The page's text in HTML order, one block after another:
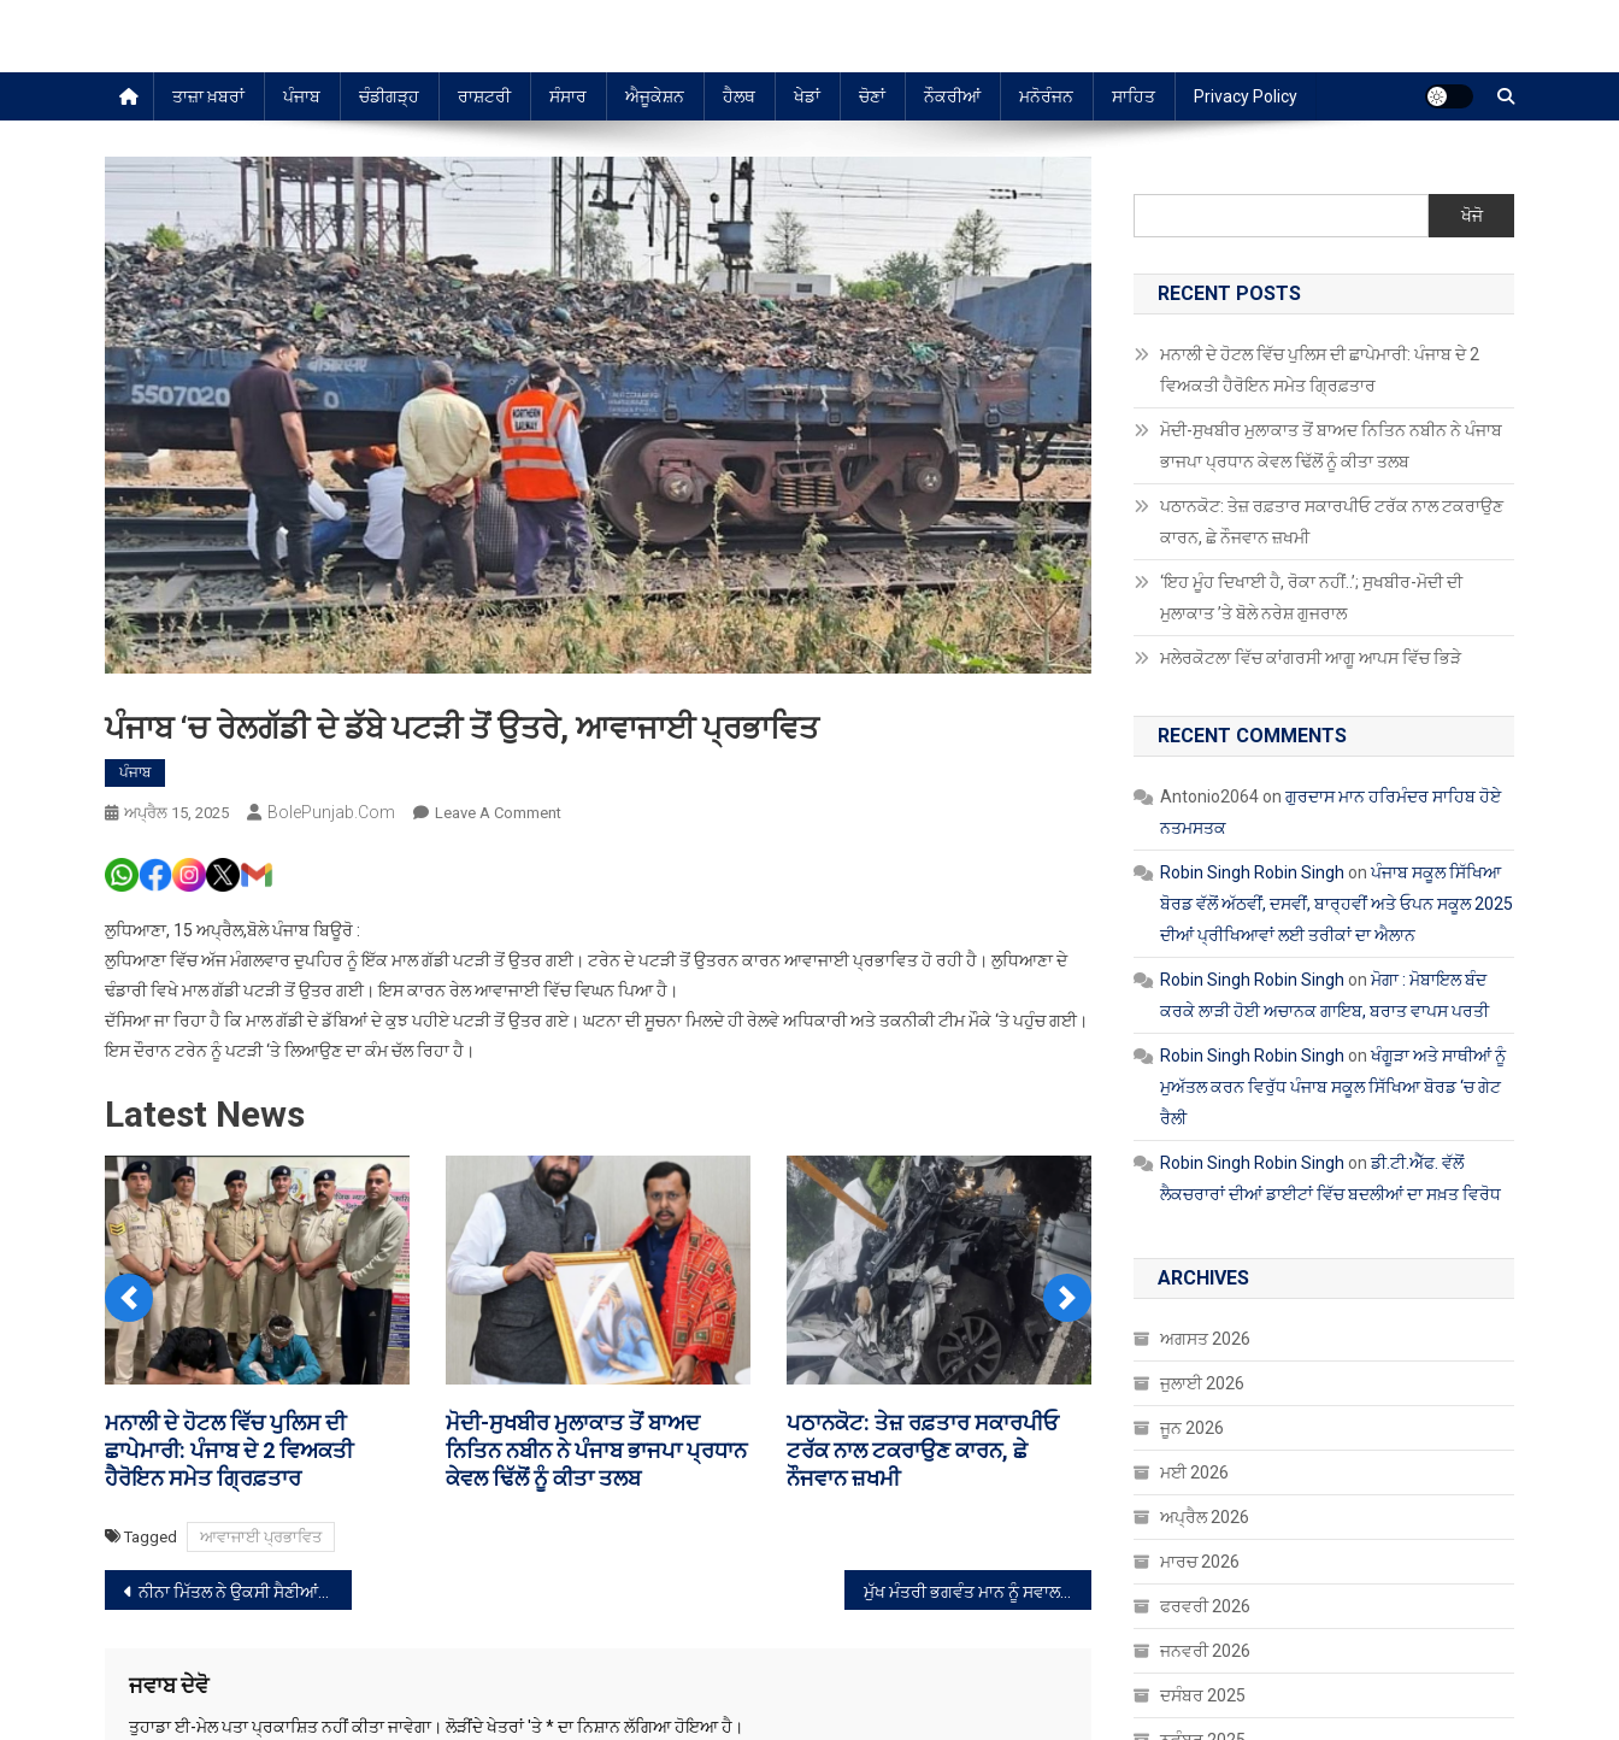
ਤਾਜ਼ਾ ਖ਼ਬਰਾਂ ਪੰਜਾਬ ਚੰਡੀਗੜ੍ਹ ਰਾਸ਼ਟਰੀ ਸੰਸਾਰ ਐਜੂਕੇਸ਼ਨ ਹੈਲਥ ਖੇਡਾਂ ਚੋਣਾਂ ਨੌਕਰੀਆਂ ਮਨੋਰੰਜਨ ਸਾਹਿਤ Privacy Policy
ਪੰਜਾਬ ‘ਚ ਰੇਲਗੱਡੀ ਦੇ ਡੱਬੇ ਪਟੜੀ ਤੋਂ ਉਤਰੇ, ਆਵਾਜਾਈ ਪ੍ਰਭਾਵਿਤ
ਪੰਜਾਬ
ਅਪ੍ਰੈਲ 15, 2025 BolePunjab.com Leave A CommentOn
ਡੱਬੇ
ਪਟੜੀ
ਉਤਰੇ,
ਲੁਧਿਆਣਾ, 15 ਅਪ੍ਰੈਲ,ਬੋਲੇ ਪੰਜਾਬ ਬਿਊਰੋ :
ਲੁਧਿਆਣਾ ਵਿੱਚ ਅੱਜ ਮੰਗਲਵਾਰ ਦੁਪਹਿਰ ਨੂੰ ਇੱਕ ਮਾਲ ਗੱਡੀ ਪਟੜੀ ਤੋਂ ਉਤਰ ਗਈ। ਟਰੇਨ ਦੇ ਪਟੜੀ ਤੋਂ ਉਤਰਨ ਕਾਰਨ ਆਵਾਜਾਈ ਪ੍ਰਭਾਵਿਤ ਹੋ ਰਹੀ ਹੈ। ਲੁਧਿਆਣਾ ਦੇ
ਢੰਡਾਰੀ ਵਿਖੇ ਮਾਲ ਗੱਡੀ ਪਟੜੀ ਤੋਂ ਉਤਰ ਗਈ। ਇਸ ਕਾਰਨ ਰੇਲ ਆਵਾਜਾਈ ਵਿੱਚ ਵਿਘਨ ਪਿਆ ਹੈ।
ਦੱਸਿਆ ਜਾ ਰਿਹਾ ਹੈ ਕਿ ਮਾਲ ਗੱਡੀ ਦੇ ਡੱਬਿਆਂ ਦੇ ਕੁਝ ਪਹੀਏ ਪਟੜੀ ਤੋਂ ਉਤਰ ਗਏ। ਘਟਨਾ ਦੀ ਸੂਚਨਾ ਮਿਲਦੇ ਹੀ ਰੇਲਵੇ ਅਧਿਕਾਰੀ ਅਤੇ ਤਕਨੀਕੀ ਟੀਮ ਮੌਕੇ ‘ਤੇ ਪਹੁੰਚ ਗਈ।
ਇਸ ਦੌਰਾਨ ਟਰੇਨ ਨੂੰ ਪਟੜੀ ‘ਤੇ ਲਿਆਉਣ ਦਾ ਕੰਮ ਚੱਲ ਰਿਹਾ ਹੈ।
Latest News
‘ਇਹ ਮੂੰਹ ਦਿਖਾਈ ਹੈ, ਰੋਕਾ ਨਹੀਂ..’;
ਸੁਖਬੀਰ-ਮੋਦੀ ਦੀ ਮੁਲਾਕਾਤ ’ਤੇ ਬੋਲੇ
ਨਰੇਸ਼ ਗੁਜਰਾਲ
ਮਲੇਰਕੋਟਲਾ ਵਿੱਚ ਕਾਂਗਰਸੀ ਆਗੂ
ਆਪਸ ਵਿੱਚ ਭਿੜੇ
ਲੋਕ ਜਨ ਸ਼ਕਤੀ ਪਾਰਟੀ ਲੜੇਗੀ 117
ਵਿਧਾਨ ਸਭਾ ਹਲਕਿਆਂ ਤੇ ਚੋਣ- ਕੇ.ਪੀ.
ਚੌਧਰੀ
Previous Next
Tagged ਆਵਾਜਾਈ ਪ੍ਰਭਾਵਿਤ
ਸੰਪਾਦਨਾ
ਨੀਨਾ ਮਿੱਤਲ ਨੇ ਉਕਸੀ ਸੈਣੀਆਂ ਅਤੇ ਅਲੂਣਾ ਵਿਖੇ ਸਿੱਖਿਆ ਕ੍ਰਾਂਤੀ ਉਦਘਾਟਨ ਸਮਾਰੋਹਾਂ ਵਿੱਚ ਲਿਆ ਭਾਗ ਮੁੱਖ ਮੰਤਰੀ ਭਗਵੰਤ ਮਾਨ ਨੂੰ ਸਵਾਲ ਪੁੱਛਣ ਜਾ ਰਹੇ ਕਿਸਾਨਾਂ ਤੇ ਪੁਲਿਸ ਵਿਚਾਲੇ ਝੜਪ, ਮਾਹੌਲ ਤਣਾਅਪੂਰਨ
ਜਵਾਬ ਦੇਵੋ
ਤੁਹਾਡਾ ਈ-ਮੇਲ ਪਤਾ ਪ੍ਰਕਾਸ਼ਿਤ ਨਹੀਂ ਕੀਤਾ ਜਾਵੇਗਾ। ਲੋੜੀਂਦੇ ਖੇਤਰਾਂ 'ਤੇ*ਦਾ ਨਿਸ਼ਾਨ ਲੱਗਿਆ ਹੋਇਆ ਹੈ।
ਖੋਜੋ
RECENT POSTS
ਮਨਾਲੀ ਦੇ ਹੋਟਲ ਵਿੱਚ ਪੁਲਿਸ ਦੀ ਛਾਪੇਮਾਰੀ: ਪੰਜਾਬ ਦੇ 2
ਵਿਅਕਤੀ ਹੈਰੋਇਨ ਸਮੇਤ ਗ੍ਰਿਫ਼ਤਾਰ
ਮੋਦੀ-ਸੁਖਬੀਰ ਮੁਲਾਕਾਤ ਤੋਂ ਬਾਅਦ ਨਿਤਿਨ ਨਬੀਨ ਨੇ ਪੰਜਾਬ
ਭਾਜਪਾ ਪ੍ਰਧਾਨ ਕੇਵਲ ਢਿੱਲੋਂ ਨੂੰ ਕੀਤਾ ਤਲਬ
ਪਠਾਨਕੋਟ: ਤੇਜ਼ ਰਫ਼ਤਾਰ ਸਕਾਰਪੀਓ ਟਰੱਕ ਨਾਲ ਟਕਰਾਉਣ
ਕਾਰਨ, ਛੇ ਨੌਜਵਾਨ ਜ਼ਖਮੀ
‘ਇਹ ਮੂੰਹ ਦਿਖਾਈ ਹੈ, ਰੋਕਾ ਨਹੀਂ..’; ਸੁਖਬੀਰ-ਮੋਦੀ ਦੀ
ਮੁਲਾਕਾਤ ’ਤੇ ਬੋਲੇ ਨਰੇਸ਼ ਗੁਜਰਾਲ
ਮਲੇਰਕੋਟਲਾ ਵਿੱਚ ਕਾਂਗਰਸੀ ਆਗੂ ਆਪਸ ਵਿੱਚ ਭਿੜੇ
RECENT COMMENTS
Antonio2064onਗੁਰਦਾਸ ਮਾਨ ਹਰਿਮੰਦਰ ਸਾਹਿਬ ਹੋਏ
ਨਤਮਸਤਕ
Robin Singh Robin Singh onਪੰਜਾਬ ਸਕੂਲ ਸਿੱਖਿਆ
ਬੋਰਡ ਵੱਲੋਂ ਅੱਠਵੀਂ, ਦਸਵੀਂ, ਬਾਰ੍ਹਵੀਂ ਅਤੇ ਓਪਨ ਸਕੂਲ 2025
ਦੀਆਂ ਪ੍ਰੀਖਿਆਵਾਂ ਲਈ ਤਰੀਕਾਂ ਦਾ ਐਲਾਨ
Robin Singh Robin Singh onਮੋਗਾ : ਮੋਬਾਇਲ ਬੰਦ
ਕਰਕੇ ਲਾੜੀ ਹੋਈ ਅਚਾਨਕ ਗਾਇਬ, ਬਰਾਤ ਵਾਪਸ ਪਰਤੀ
Robin Singh Robin Singh onਖੰਗੂੜਾ ਅਤੇ ਸਾਥੀਆਂ ਨੂੰ
ਮੁਅੱਤਲ ਕਰਨ ਵਿਰੁੱਧ ਪੰਜਾਬ ਸਕੂਲ ਸਿੱਖਿਆ ਬੋਰਡ ‘ਚ ਗੇਟ
ਰੈਲੀ
Robin Singh Robin Singh onਡੀ.ਟੀ.ਐੱਫ. ਵੱਲੋਂ
ਲੈਕਚਰਾਰਾਂ ਦੀਆਂ ਡਾਈਟਾਂ ਵਿੱਚ ਬਦਲੀਆਂ ਦਾ ਸਖ਼ਤ ਵਿਰੋਧ
ARCHIVES
ਅਗਸਤ 2026
ਜੁਲਾਈ 2026
ਜੂਨ 2026
ਮਈ 2026
ਅਪ੍ਰੈਲ 2026
ਮਾਰਚ 2026
ਫਰਵਰੀ 2026
ਜਨਵਰੀ 2026
ਦਸੰਬਰ 2025